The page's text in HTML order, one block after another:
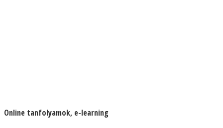
Online tanfolyamok, e-learning